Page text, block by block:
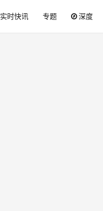
实时快讯 专题 深度